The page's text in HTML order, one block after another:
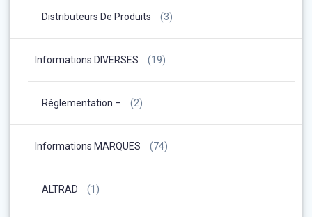
Distributeurs De Produits (3)
Informations DIVERSES (19)
Réglementation – (2)
Informations MARQUES (74)
ALTRAD (1)